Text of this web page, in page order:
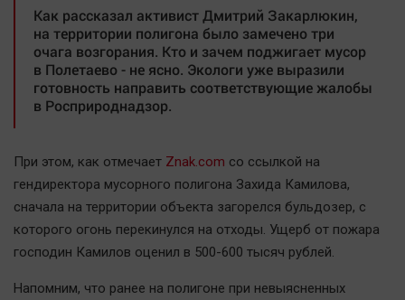
Происшествия
Здоровье
Культура
Курилка
Мнения
Технологии
Отраслевые темы
Hедвижимость
Образование
Как рассказал активист Дмитрий Закарлюкин,
на территории полигона было замечено три
очага возгорания. Кто и зачем поджигает мусор
в Полетаево - не ясно. Экологи уже выразили
готовность направить соответствующие жалобы
в Росприроднадзор.
При этом, как отмечает Znak.com со ссылкой на
гендиректора мусорного полигона Захида Камилова,
сначала на территории объекта загорелся бульдозер, с
которого огонь перекинулся на отходы. Ущерб от пожара
господин Камилов оценил в 500-600 тысяч рублей.
Напомним, что ранее на полигоне при невыясненных